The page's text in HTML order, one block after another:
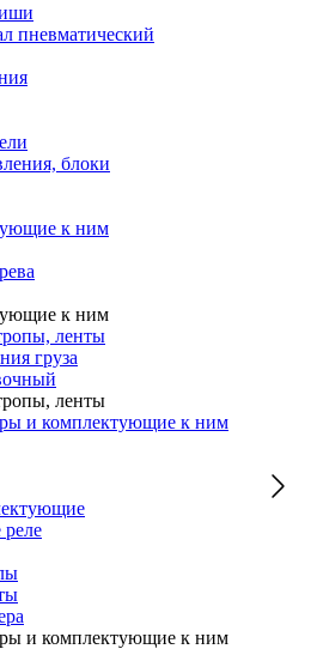
пневматический
блоки
к ним
к ним
ленты
груза
ленты
и комплектующие к ним
и комплектующие к ним